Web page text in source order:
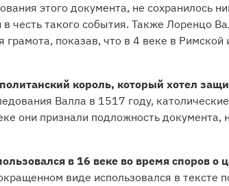
этого документа, не сохранилось
честь такого события. Также Лоренцо
показав, что в 4 веке в Римской
король, который хотел
Валла в 1517 году,
они признали подложность документа,
в 16 веке во время споров
виде использовался в тексте